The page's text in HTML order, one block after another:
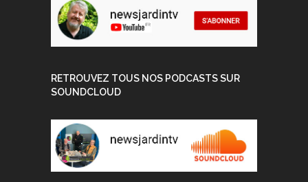
RETROUVEZ TOUS NOS PODCASTS SUR
SOUNDCLOUD